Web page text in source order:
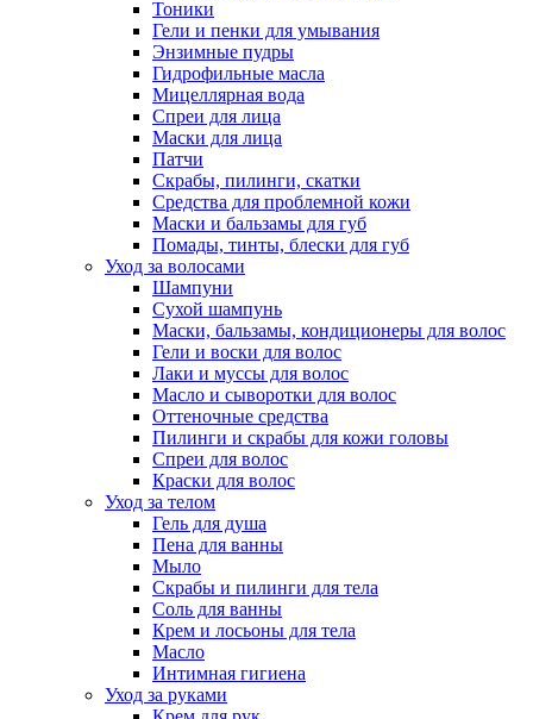
Тоники
Гели и пенки для умывания
Энзимные пудры
Гидрофильные масла
Мицеллярная вода
Спреи для лица
Маски для лица
Патчи
Скрабы, пилинги, скатки
Средства для проблемной кожи
Маски и бальзамы для губ
Помады, тинты, блески для губ
Уход за волосами
Шампуни
Сухой шампунь
Маски, бальзамы, кондиционеры для волос
Гели и воски для волос
Лаки и муссы для волос
Масло и сыворотки для волос
Оттеночные средства
Пилинги и скрабы для кожи головы
Спреи для волос
Краски для волос
Уход за телом
Гель для душа
Пена для ванны
Мыло
Скрабы и пилинги для тела
Соль для ванны
Крем и лосьоны для тела
Масло
Интимная гигиена
Уход за руками